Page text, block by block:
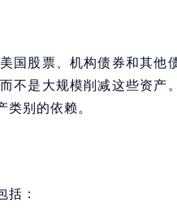
国股票、机构债券和其他
不是大规模削减这些资产
别的依赖。
括：